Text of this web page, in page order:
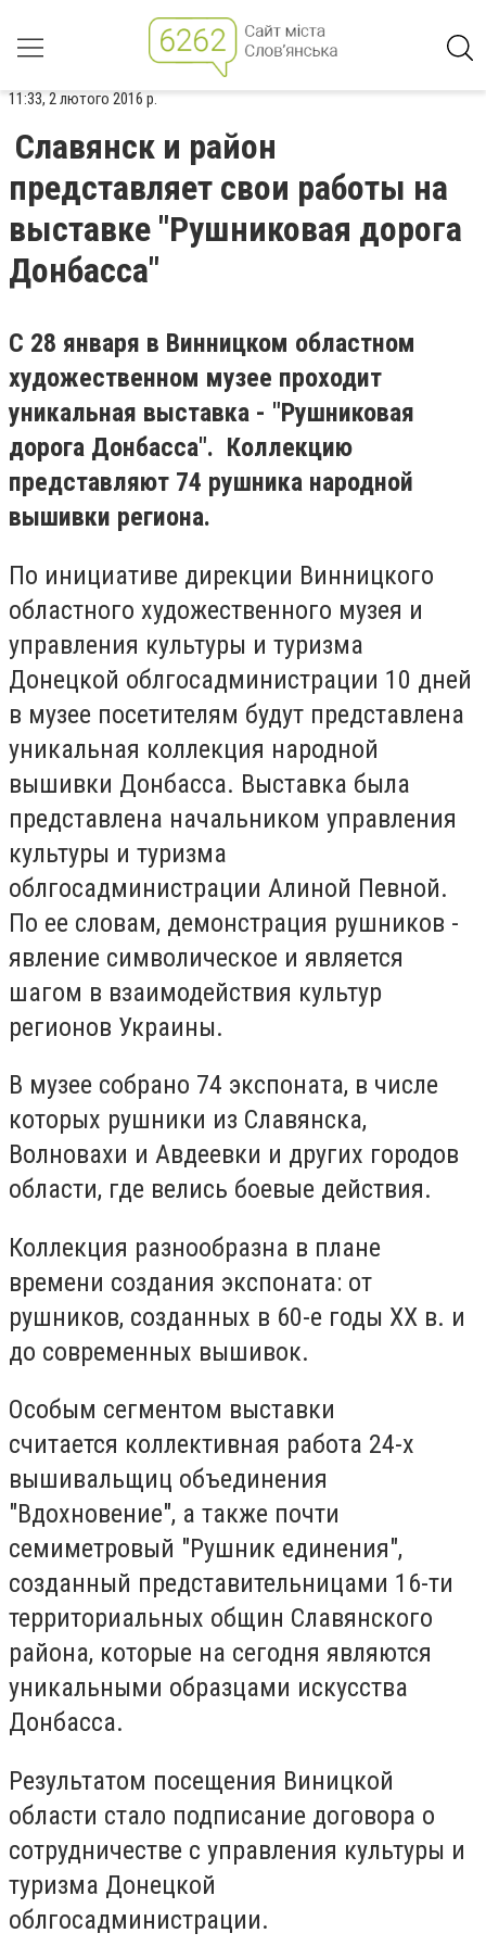
11:33, 2 лютого 2016 р.
Славянск и район
представляет свои работы на
выставке "Рушниковая дорога
Донбасса"
С 28 января в Винницком областном
художественном музее проходит
уникальная выставка - "Рушниковая
дорога Донбасса". Коллекцию
представляют 74 рушника народной
вышивки региона.
По инициативе дирекции Винницкого
областного художественного музея и
управления культуры и туризма
Донецкой облгосадминистрации 10 дней
в музее посетителям будут представлена
уникальная коллекция народной
вышивки Донбасса. Выставка была
представлена начальником управления
культуры и туризма
облгосадминистрации Алиной Певной.
По ее словам, демонстрация рушников -
явление символическое и является
шагом в взаимодействия культур
регионов Украины.
В музее собрано 74 экспоната, в числе
которых рушники из Славянска,
Волновахи и Авдеевки и других городов
области, где велись боевые действия.
Коллекция разнообразна в плане
времени создания экспоната: от
рушников, созданных в 60-е годы ХХ в. и
до современных вышивок.
Особым сегментом выставки
считается коллективная работа 24-х
вышивальщиц объединения
"Вдохновение", а также почти
семиметровый "Рушник единения",
созданный представительницами 16-ти
территориальных общин Славянского
района, которые на сегодня являются
уникальными образцами искусства
Донбасса.
Результатом посещения Виницкой
области стало подписание договора о
сотрудничестве с управления культуры и
туризма Донецкой
облгосадминистрации.